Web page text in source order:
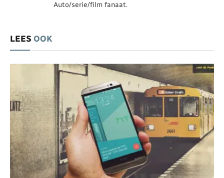
Auto/serie/film fanaat.
LEES OOK